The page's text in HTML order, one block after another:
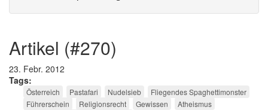
artikel (#270)
23. Febr. 2012
Tags
Österreich Pastafari Nudelsieb
Fliegendes Spaghettimonster
Führerschein
Religionsrecht Gewissen
Atheismus